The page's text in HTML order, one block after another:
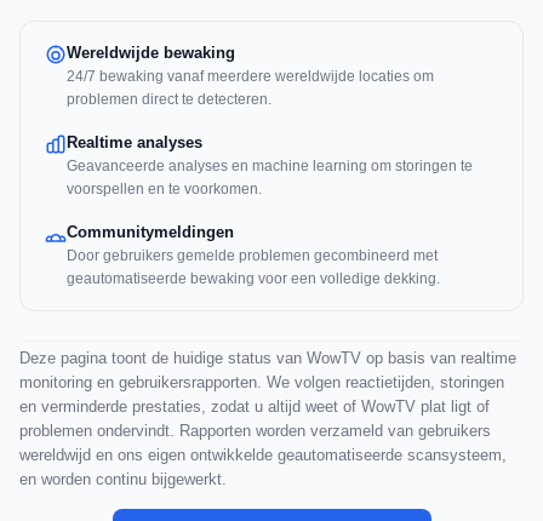
Wereldwijde bewaking
24/7 bewaking vanaf meerdere wereldwijde locaties om
problemen direct te detecteren.
Realtime analyses
Geavanceerde analyses en machine learning om storingen te
voorspellen en te voorkomen.
Communitymeldingen
Door gebruikers gemelde problemen gecombineerd met
geautomatiseerde bewaking voor een volledige dekking.
Deze pagina toont de huidige status van WowTV op basis van realtime
monitoring en gebruikersrapporten. We volgen reactietijden, storingen
en verminderde prestaties, zodat u altijd weet of WowTV plat ligt of
problemen ondervindt. Rapporten worden verzameld van gebruikers
wereldwijd en ons eigen ontwikkelde geautomatiseerde scansysteem,
en worden continu bijgewerkt.